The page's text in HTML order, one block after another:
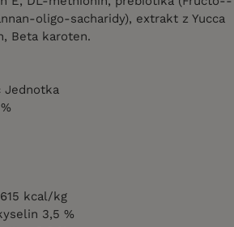
oligo-sacharidy), extrakt z Yucca
Beta karoten.
Jednotka
kcal/kg
3,5 %